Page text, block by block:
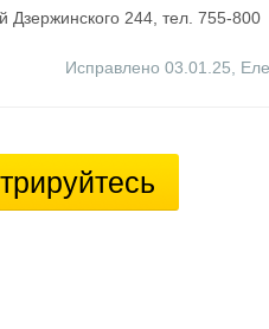
Дзержинского 244, тел. 755-800
Исправлено 03.01.25